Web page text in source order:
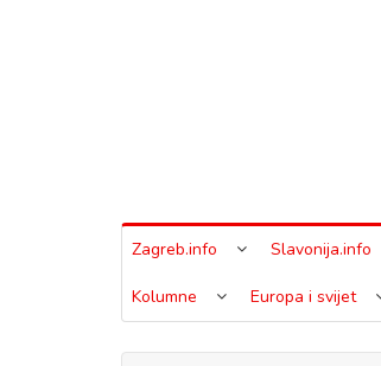
Zagreb.info Slavonija.info
Kolumne Europa i svijet